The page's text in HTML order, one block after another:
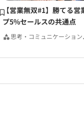
【営業無双#1】勝てる営
プ5%セールスの共通点
思考・コミュニケーション